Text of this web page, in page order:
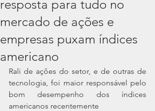
resposta para tudo no
mercado de ações e
empresas puxam índices
americano
Rali de ações do setor, e de outras de
tecnologia, foi maior responsável pelo
bom desempenho dos índices
americanos recentemente